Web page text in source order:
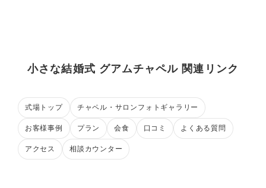
小さな結婚式 グアムチャペル 関連リンク
式場トップ チャペル・サロンフォトギャラリー
お客様事例 プラン 会食 口コミ よくある質問
アクセス 相談カウンター